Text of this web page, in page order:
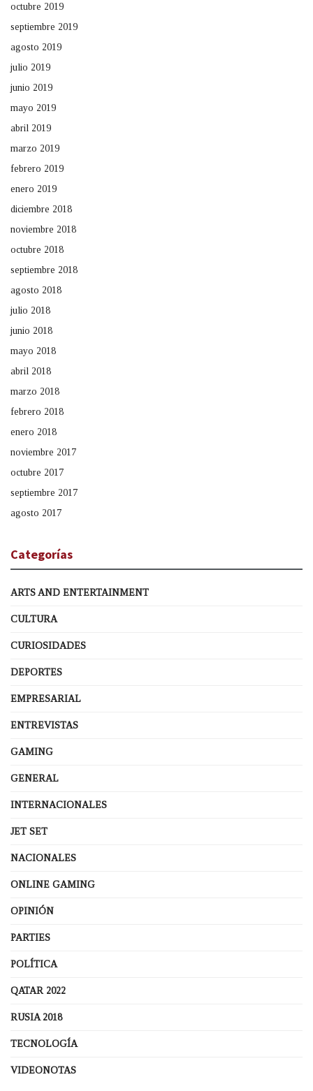
octubre 2019
septiembre 2019
agosto 2019
julio 2019
junio 2019
mayo 2019
abril 2019
marzo 2019
febrero 2019
enero 2019
diciembre 2018
noviembre 2018
octubre 2018
septiembre 2018
agosto 2018
julio 2018
junio 2018
mayo 2018
abril 2018
marzo 2018
febrero 2018
enero 2018
noviembre 2017
octubre 2017
septiembre 2017
agosto 2017
Categorías
ARTS AND ENTERTAINMENT
CULTURA
CURIOSIDADES
DEPORTES
EMPRESARIAL
ENTREVISTAS
GAMING
GENERAL
INTERNACIONALES
JET SET
NACIONALES
ONLINE GAMING
OPINIÓN
PARTIES
POLÍTICA
QATAR 2022
RUSIA 2018
TECNOLOGÍA
VIDEONOTAS